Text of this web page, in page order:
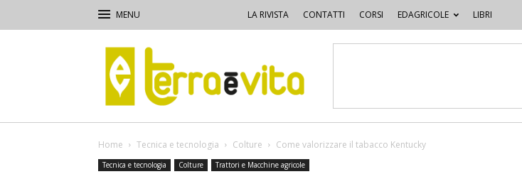
LA RIVISTA CONTATTI CORSI EDAGRICOLE LIBRI
Terra
e
Vita
Home Tecnica e tecnologia Colture Come valorizzare il tabacco Kentucky
Tecnica e tecnologia Colture Trattori e Macchine agricole